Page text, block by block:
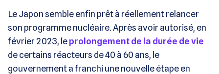
Le Japon semble enfin prêt à réellement relancer
son programme nucléaire. Après avoir autorisé, en
février 2023, leprolongement de la durée de vie
de certains réacteurs de 40 à 60 ans, le
gouvernement a franchi une nouvelle étape en